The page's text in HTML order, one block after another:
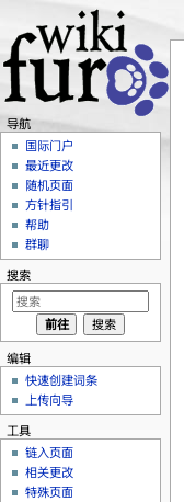
导航
国际门户
最近更改
随机页面
方针指引
帮助
群聊
搜索
编辑
快速创建词条
上传向导
工具
链入页面
相关更改
特殊页面